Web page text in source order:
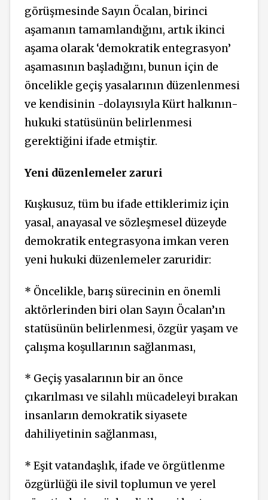
görüşmesinde Sayın Öcalan, birinci
aşamanın tamamlandığını, artık ikinci
aşama olarak ‘demokratik entegrasyon’
aşamasının başladığını, bunun için de
öncelikle geçiş yasalarının düzenlenmesi
ve kendisinin -dolayısıyla Kürt halkının-
hukuki statüsünün belirlenmesi
gerektiğini ifade etmiştir.
Yeni düzenlemeler zaruri
Kuşkusuz, tüm bu ifade ettiklerimiz için
yasal, anayasal ve sözleşmesel düzeyde
demokratik entegrasyona imkan veren
yeni hukuki düzenlemeler zaruridir:
* Öncelikle, barış sürecinin en önemli
aktörlerinden biri olan Sayın Öcalan’ın
statüsünün belirlenmesi, özgür yaşam ve
çalışma koşullarının sağlanması,
* Geçiş yasalarının bir an önce
çıkarılması ve silahlı mücadeleyi bırakan
insanların demokratik siyasete
dahiliyetinin sağlanması,
* Eşit vatandaşlık, ifade ve örgütlenme
özgürlüğü ile sivil toplumun ve yerel